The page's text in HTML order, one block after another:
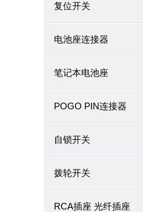
复位开关
电池座连接器
笔记本电池座
POGO PIN连接器
自锁开关
拨轮开关
RCA插座 光纤插座